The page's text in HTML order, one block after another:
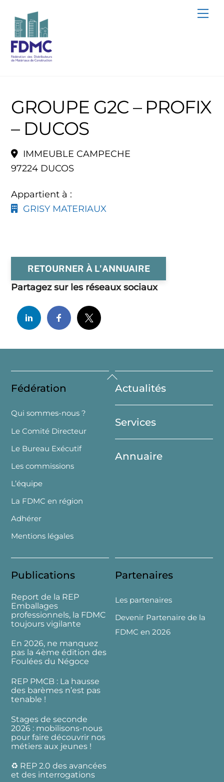
content
GROUPE G2C – PROFIX
– DUCOS
IMMEUBLE CAMPECHE
97224 DUCOS
Appartient à :
GRISY MATERIAUX
RETOURNER À L'ANNUAIRE
Partagez sur les réseaux sociaux
Back
To
Top
Fédération
Qui sommes-nous ?
Le Comité Directeur
Le Bureau Exécutif
Les commissions
L’équipe
La FDMC en région
Adhérer
Mentions légales
Actualités
Services
Annuaire
Publications
Report de la REP
Emballages
professionnels, la FDMC
toujours vigilante
En 2026, ne manquez
pas la 4ème édition des
Foulées du Négoce
REP PMCB : La hausse
des barèmes n’est pas
tenable !
Stages de seconde
2026 : mobilisons-nous
pour faire découvrir nos
métiers aux jeunes !
♻️ REP 2.0 des avancées
et des interrogations
Partenaires
Les partenaires
Devenir Partenaire de la
FDMC en 2026